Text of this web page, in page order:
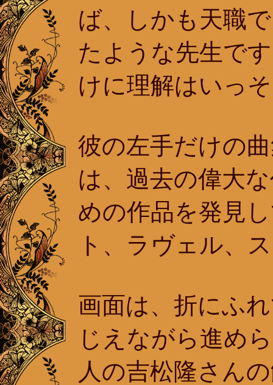
ば、しかも天職
たような先生で
けに理解はいっ
彼の左手だけの
は、過去の偉大
めの作品を発見
ト、ラヴェル、
画面は、折にふ
じえながら進め
人の吉松隆さん